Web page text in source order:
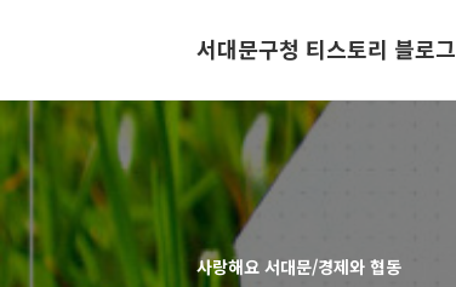
서대문구청 티스토리 블로그
사랑해요 서대문/경제와 협동